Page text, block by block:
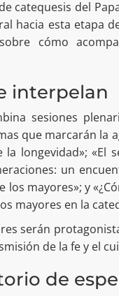
catequesis del
hacia esta etapa
cómo
interpelan
sesiones
que marcarán la
la longevidad»; «El
un
los mayores»; y
mayores en la
serán
de la fe y el
de